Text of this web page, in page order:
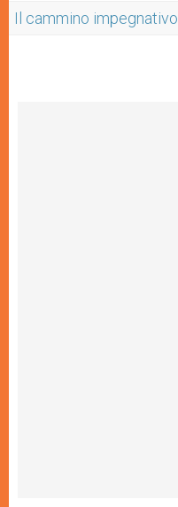
Il cammino impegnativo